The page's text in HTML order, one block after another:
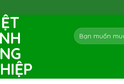
Tìm
kiếm: